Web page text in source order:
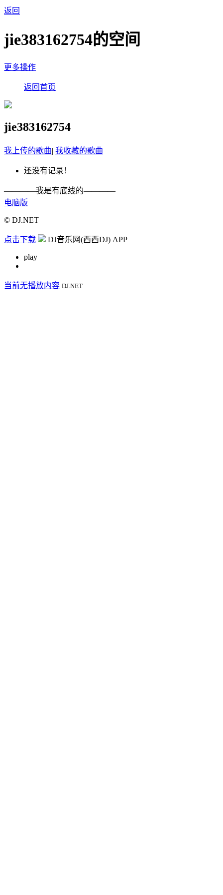
返回
jie383162754的空间
更多操作
返回首页
jie383162754
我上传的歌曲| 我收藏的歌曲
还没有记录！
————我是有底线的————
电脑版
© DJ.NET
点击下载 DJ音乐网(西西DJ) APP
play
当前无播放内容 DJ.NET